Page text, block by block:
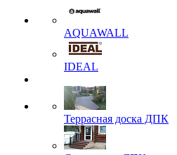
AQUAWALL
IDEAL
Террасная доска ДПК